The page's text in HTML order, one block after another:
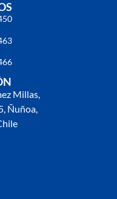
Millas,
Ñuñoa,